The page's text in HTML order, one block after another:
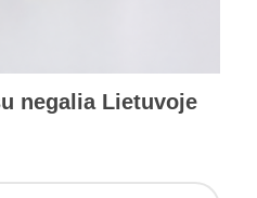
negalia Lietuvoje